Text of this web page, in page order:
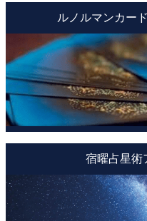
ルノルマンカー
宿曜占星術